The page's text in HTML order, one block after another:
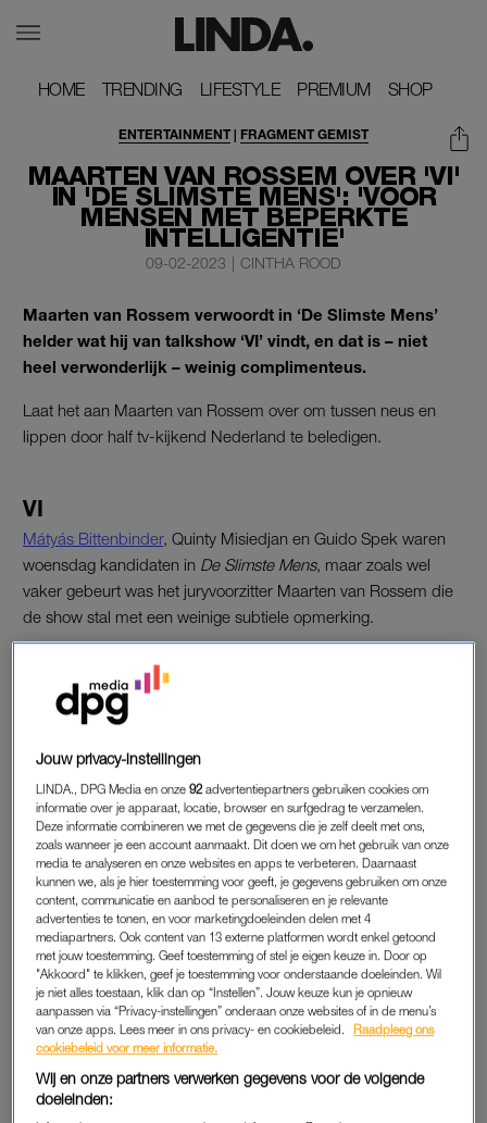
HOME
HOME TRENDING
TRENDING LIFESTYLE
LIFESTYLE PREMIUM
PREMIUM SHOP
SHOP
MAARTEN VAN ROSSEM OVER 'VI'
IN 'DE SLIMSTE MENS': 'VOOR
MENSEN MET BEPERKTE
INTELLIGENTIE'
ENTERTAINMENT | FRAGMENT GEMIST
09-02-2023 | CINTHA ROOD
Maarten van Rossem verwoordt in ‘De Slimste Mens’
helder wat hij van talkshow ‘VI’ vindt, en dat is – niet
heel verwonderlijk – weinig complimenteus.
Laat het aan Maarten van Rossem over om tussen neus en
lippen door half tv-kijkend Nederland te beledigen.
VI
Mátyás Bittenbinder, Quinty Misiedjan en Guido Spek waren
woensdag kandidaten in De Slimste Mens, maar zoals wel
vaker gebeurt was het juryvoorzitter Maarten van Rossem die
de show stal met een weinige subtiele opmerking.
Aan het eind van de uitzending van de kennisquiz werd een
fragment vanVI getoond, waarin Johan Derksen aan het
woord was. Het fragment was bedoeld voor Quinty, die
Derksen, René van der Gijp en kaars.
ONGEPASTE TV
Nadat het vijfde antwoord (Akwasi) door niemand wordt
geraden, vraagtSlimste-presentator Philip Freriks wat de
kandidaten eigenlijk vanVIvinden. “Overigens, er zijn
inmiddels twee kampen. Het ene kamp vindt het programma
geweldig, hartstikke leuk. Het andere kamp vindt het
verschrikkelijk, tot welk kamp behoor jij?”
wegpiraat in 'De Slimste
Jouw privacy-instellingen
LINDA., DPG Media en onze92 advertentiepartners gebruiken cookies om
informatie over je apparaat, locatie, browser en surfgedrag te verzamelen.
Deze informatie combineren we met de gegevens die je zelf deelt met ons,
zoals wanneer je een account aanmaakt. Dit doen we om het gebruik van onze
media te analyseren en onze websites en apps te verbeteren. Daarnaast
kunnen we, als je hier toestemming voor geeft, je gegevens gebruiken om onze
content, communicatie en aanbod te personaliseren en je relevante
advertenties te tonen, en voor marketingdoeleinden delen met 4
mediapartners. Ook content van 13 externe platformen wordt enkel getoond
met jouw toestemming. Geef toestemming of stel je eigen keuze in. Door op
"Akkoord" te klikken, geef je toestemming voor onderstaande doeleinden. Wil
je niet alles toestaan, klik dan op “Instellen”. Jouw keuze kun je opnieuw
aanpassen via “Privacy-instellingen” onderaan onze websites of in de menu’s
van onze apps. Lees meer in ons privacy- en cookiebeleid.
Raadpleeg ons
cookiebeleid voor meer informatie.
Wij en onze partners verwerken gegevens voor de volgende
doeleinden: